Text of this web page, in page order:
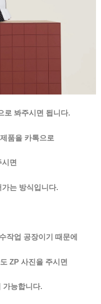
로 봐주시면 됩니다.
품을 카톡으로
시면
는 방식입니다.
작업 공장이기 때문에
ZP 사진을 주시면
가능합니다.